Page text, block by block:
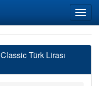
Türk Lirası